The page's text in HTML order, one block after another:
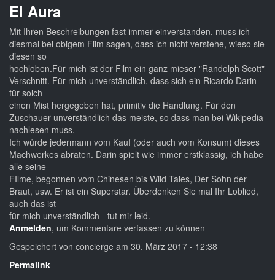
El Aura
Mit Ihren Beschreibungen fast immer einverstanden, muss ich
diesmal bei obigem Film sagen, dass ich nicht verstehe, wieso sie
diesen so
hochloben.Für mich ist der Film ein ganz mieser "Randolph Scott"
Verschnitt. Für mich unverständlich, dass sich ein Ricardo Darin
für solch
einen Mist hergegeben hat, primitiv die Handlung. Für den
Zuschauer unverständlich das meiste, so dass man bei Wikipedia
nachlesen muss.
Ich würde jedermann vom Kauf (oder auch vom Konsum) dieses
Machwerkes abraten. Darin spielt wie immer erstklassig, ich habe
alle seine
FIlme, begonnen vom Chinesen bis Wild Tales, Der Sohn der
Braut, usw. Er ist ein Superstar. Überdenken Sie mal Ihr Loblied,
auch das ist
für mich unverständlich - tut mir leid.
Anmelden, um Kommentare verfassen zu können
Gespeichert von concierge am 30. März 2017 - 12:38
Permalink